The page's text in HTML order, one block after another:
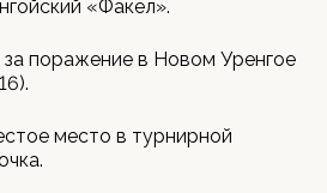
«Факел».
за поражение в Новом Уренгое
место в турнирной